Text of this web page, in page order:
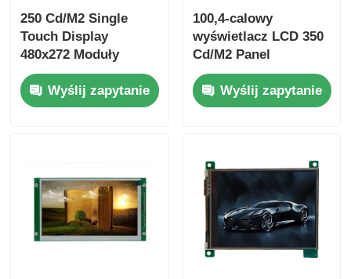
250 Cd/M2 Single
Touch Display
480x272 Moduły
ekranu dotykowego
4,3-calowy sterownik
IC T5L0
Wyślij zapytanie
100,4-calowy
wyświetlacz LCD 350
Cd/M2 Panel
przemysłowy LCD
800X600 Interfejs
RGB
Wyślij zapytanie